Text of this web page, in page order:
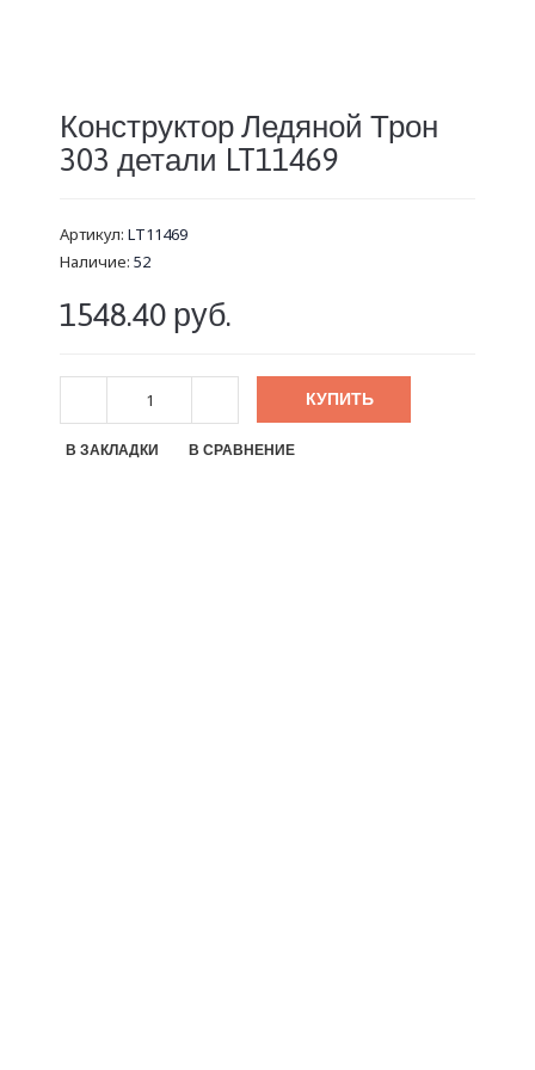
Конструктор Ледяной Трон
303 детали LT11469
Артикул: LT11469
Наличие: 52
1548.40 руб.
КУПИТЬ
В ЗАКЛАДКИ В СРАВНЕНИЕ